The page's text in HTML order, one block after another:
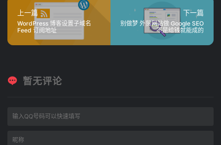
上一篇
WordPress 博客设置子域名
Feed 订阅地址
下一篇
别做梦 外贸网站做 Google SEO
不是给钱就能成的
暂无评论